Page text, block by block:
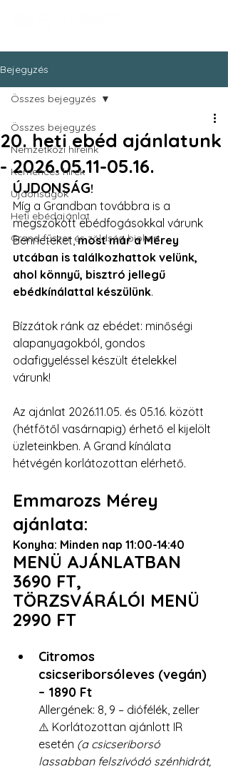
Bejegyzés
Összes bejegyzés
Nemzetközi híreink
Kemencés hírek
Újdonságok
Heti ebédajánlat
Grand fűszer és zöldség biokert
Összes bejegyzés
20. heti ebéd ajánlatunk
- 2026.05.11-05.16.
ÚJDONSÁG!
Míg a Grandban továbbra is a
megszokott ebédfogásokkal várunk
Benneteket, most már a Mérey
utcában is találkozhattok velünk,
ahol könnyű, bisztró jellegű
ebédkínálattal készülünk.
Bízzátok ránk az ebédet: minőségi
alapanyagokból, gondos
odafigyeléssel készült ételekkel
várunk!
Az ajánlat 2026.11.05. és 05.16. között
(hétfőtől vasárnapig) érhető el kijelölt
üzleteinkben. A Grand kínálata
hétvégén korlátozottan elérhető.
Emmarozs Mérey
ajánlata:
Konyha: Minden nap 11:00-14:40
MENÜ AJÁNLATBAN
3690 FT,
TÖRZSVÁRÁLÓI MENÜ
2990 FT
Citromos
csicseriborsóleves (vegán)
– 1890 Ft
Allergének: 8, 9 – diófélék, zeller
⚠️ Korlátozottan ajánlott IR
esetén (a csicseriborsó
lassabban felszívódó szénhidrát,